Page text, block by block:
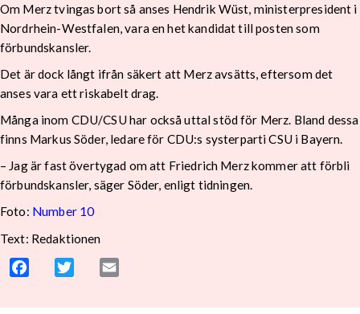
Om Merz tvingas bort så anses Hendrik Wüst, ministerpresident i
Nordrhein-Westfalen, vara en het kandidat till posten som
förbundskansler.
Det är dock långt ifrån säkert att Merz avsätts, eftersom det
anses vara ett riskabelt drag.
Många inom CDU/CSU har också uttal stöd för Merz. Bland dessa
finns Markus Söder, ledare för CDU:s systerparti CSU i Bayern.
– Jag är fast övertygad om att Friedrich Merz kommer att förbli
förbundskansler, säger Söder, enligt tidningen.
Foto: Number 10
Text: Redaktionen
Facebook Twitter